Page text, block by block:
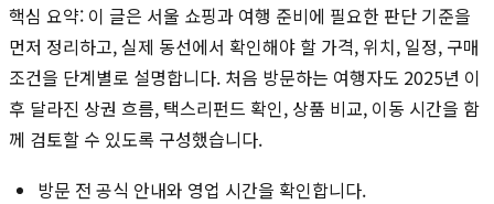
핵심 요약: 이 글은 서울 쇼핑과 여행 준비에 필요한 판단 기준을
먼저 정리하고, 실제 동선에서 확인해야 할 가격, 위치, 일정, 구매
조건을 단계별로 설명합니다. 처음 방문하는 여행자도 2025년 이
후 달라진 상권 흐름, 택스리펀드 확인, 상품 비교, 이동 시간을 함
께 검토할 수 있도록 구성했습니다.
방문 전 공식 안내와 영업 시간을 확인합니다.